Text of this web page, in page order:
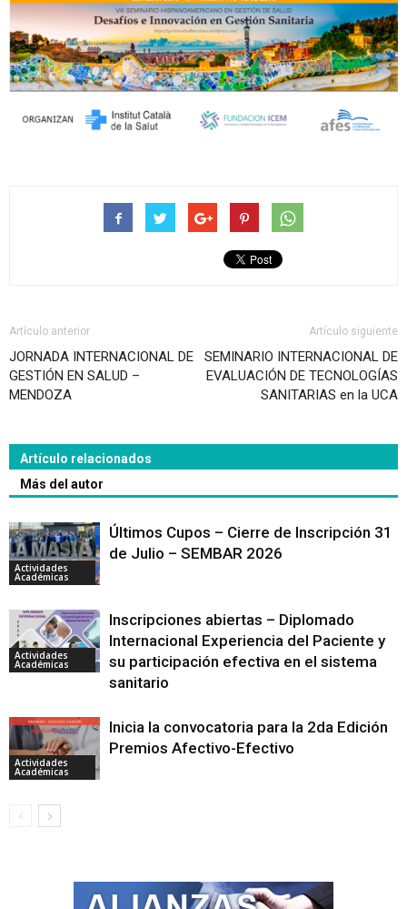
Artículo anterior
JORNADA INTERNACIONAL DE
GESTIÓN EN SALUD –
MENDOZA
Artículo siguiente
SEMINARIO INTERNACIONAL DE
EVALUACIÓN DE TECNOLOGÍAS
SANITARIAS en la UCA
Artículo relacionados
Más del autor
Actividades
Académicas
Últimos Cupos – Cierre de Inscripción 31
de Julio – SEMBAR 2026
Actividades
Académicas
Inscripciones abiertas – Diplomado
Internacional Experiencia del Paciente y
su participación efectiva en el sistema
sanitario
Actividades
Académicas
Inicia la convocatoria para la 2da Edición
Premios Afectivo-Efectivo